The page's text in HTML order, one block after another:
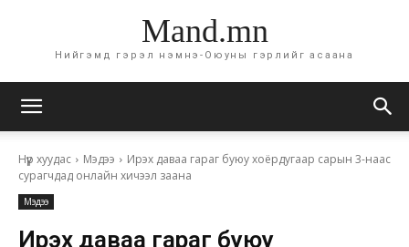
Mand.mn
Нийгэмд гэрэл нэмнэ-Оюуны гэрлийг асаана
Нүүр хуудас Мэдээ
Ирэх даваа гараг буюу хоёрдугаар сарын 3-наас
сурагчдад онлайн хичээл заана
Мэдээ
Ирэх даваа гараг буюу